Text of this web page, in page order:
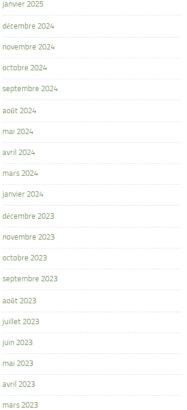
janvier 2025
décembre 2024
novembre 2024
octobre 2024
septembre 2024
août 2024
mai 2024
avril 2024
mars 2024
janvier 2024
décembre 2023
novembre 2023
octobre 2023
septembre 2023
août 2023
juillet 2023
juin 2023
mai 2023
avril 2023
mars 2023